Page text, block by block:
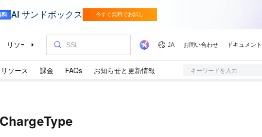
ソース 課金 FAQs お知らせと更新情報 キーワードを入力